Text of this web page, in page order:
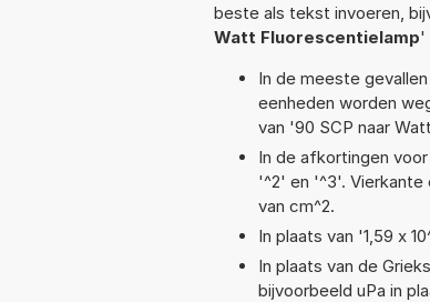
beste als tekst invoeren,
Watt Fluorescentielamp'
In de meeste
eenheden worden
van '90 SCP naar
In de afkortingen
'^2' en '^3'. Vierkante
van cm^2.
In plaats van '1,59 x
In plaats van de
bijvoorbeeld uPa in